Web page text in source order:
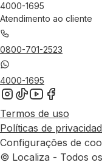
4000-1695
Atendimento ao cliente
0800-701-2523
4000-1695
Termos de uso
Políticas de
Configurações de
© Localiza - Todos